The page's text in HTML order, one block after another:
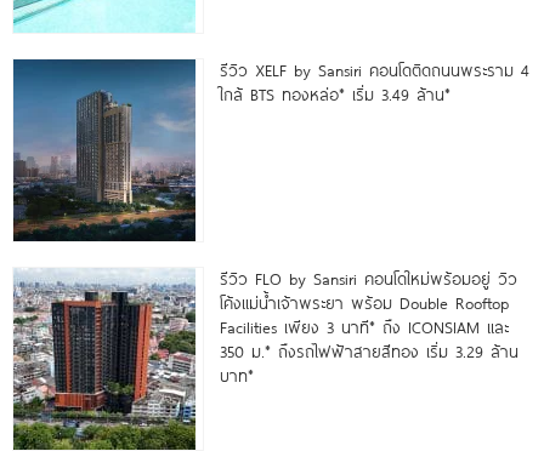
รีวิว XELF by Sansiri คอนโดติดถนนพระราม 4
ใกล้ BTS ทองหล่อ* เริ่ม 3.49 ล้าน*
รีวิว FLO by Sansiri คอนโดใหม่พร้อมอยู่ วิว
โค้งแม่น้ำเจ้าพระยา พร้อม Double Rooftop
Facilities เพียง 3 นาที* ถึง ICONSIAM และ
350 ม.* ถึงรถไฟฟ้าสายสีทอง เริ่ม 3.29 ล้าน
บาท*